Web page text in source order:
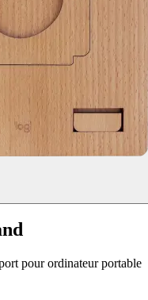
pour ordinateur portable